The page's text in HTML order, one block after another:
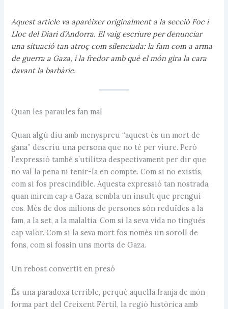
Aquest article va aparèixer originalment a la secció Foc i
Lloc del Diari d’Andorra. El vaig escriure per denunciar
una situació tan atroç com silenciada: la fam com a arma
de guerra a Gaza, i la fredor amb què el món gira la cara
davant la barbàrie.
Quan les paraules fan mal
Quan algú diu amb menyspreu “aquest és un mort de
gana” descriu una persona que no té per viure. Però
l’expressió també s’utilitza despectivament per dir que
no val la pena ni tenir-la en compte. Com si no existís,
com si fos prescindible. Aquesta expressió tan nostrada,
quan mirem cap a Gaza, sembla un insult que prengui
cos. Més de dos milions de persones són reduïdes a la
fam, a la set, a la malaltia. Com si la seva vida no tingués
cap valor. Com si la seva mort fos només un soroll de
fons, com si fossin uns morts de Gaza.
Un rebost convertit en presó
És una paradoxa terrible, perquè aquella franja de món
forma part del Creixent Fèrtil, la regió històrica amb